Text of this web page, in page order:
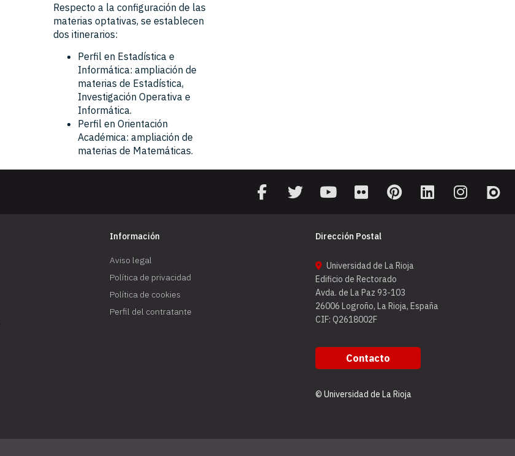
Respecto a la configuración de las
materias optativas, se establecen
dos itinerarios:
Perfil en Estadística e
Informática: ampliación de
materias de Estadística,
Investigación Operativa e
Informática.
Perfil en Orientación
Académica: ampliación de
materias de Matemáticas.
Información
Aviso legal
Política de privacidad
Política de cookies
Perfil del contratante
Dirección Postal
Universidad de La Rioja
Edificio de Rectorado
Avda. de La Paz 93-103
26006 Logroño, La Rioja, España
CIF: Q2618002F
Contacto
© Universidad de La Rioja